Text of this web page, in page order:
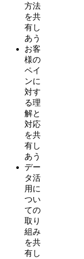
方法
を共
有し
あう
お客
様の
ペイ
ンに
対す
る理
解と
対応
を共
有し
あう
デー
タ活
用に
つい
ての
取り
組み
を共
有し